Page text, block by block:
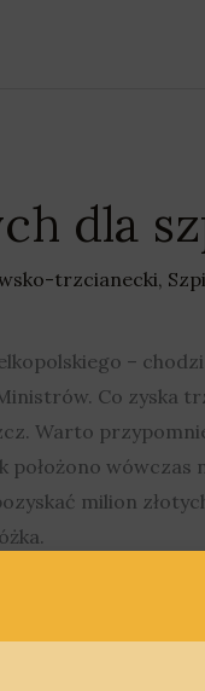
dla
trzcianecki,
– chodzi
Co zyska
Warto
wówczas
milion